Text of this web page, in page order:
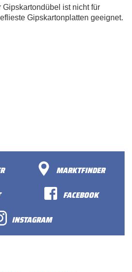
ist nicht für
Gipskartonplatten geeignet.
MARKTFINDER
FACEBOOK
INSTAGRAM